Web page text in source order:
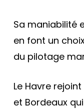
Sa maniabilité
en font un
du pilotage
Le Havre
et Bordeaux